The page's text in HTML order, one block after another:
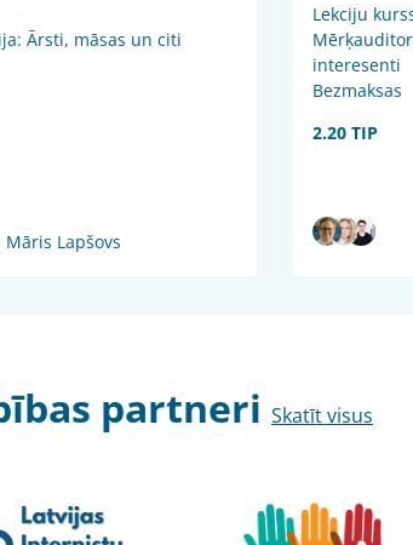
Ārsti, māsas un citi
Māris Lapšovs
Lekciju
interesenti
Bezmaksas
2.20 TIP
partneri Skatīt visus